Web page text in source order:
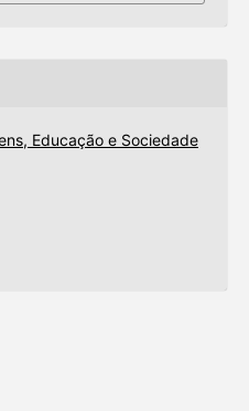
Educação e Sociedade